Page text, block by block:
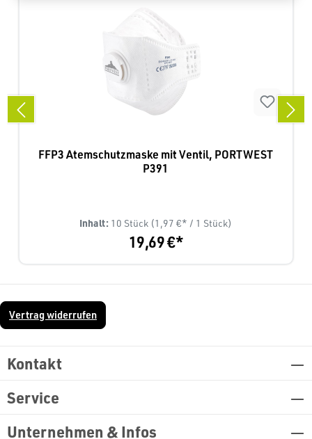
FFP3 Atemschutzmaske mit Ventil, PORTWEST
P391
Inhalt: 10 Stück (1,97 €* / 1 Stück)
19,69 €*
Vertrag widerrufen
Kontakt
Service
Unternehmen & Infos